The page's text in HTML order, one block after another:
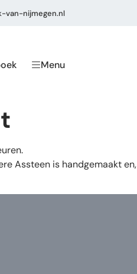
van-nijmegen.nl
Menu
Assteen is handgemaakt en,